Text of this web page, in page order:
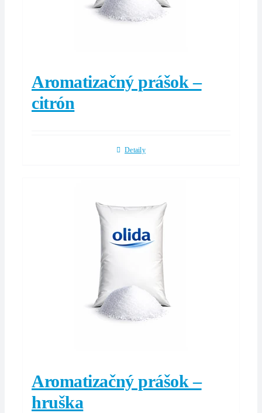
Aromatizačný prášok –
citrón
Detaily
Aromatizačný prášok –
hruška